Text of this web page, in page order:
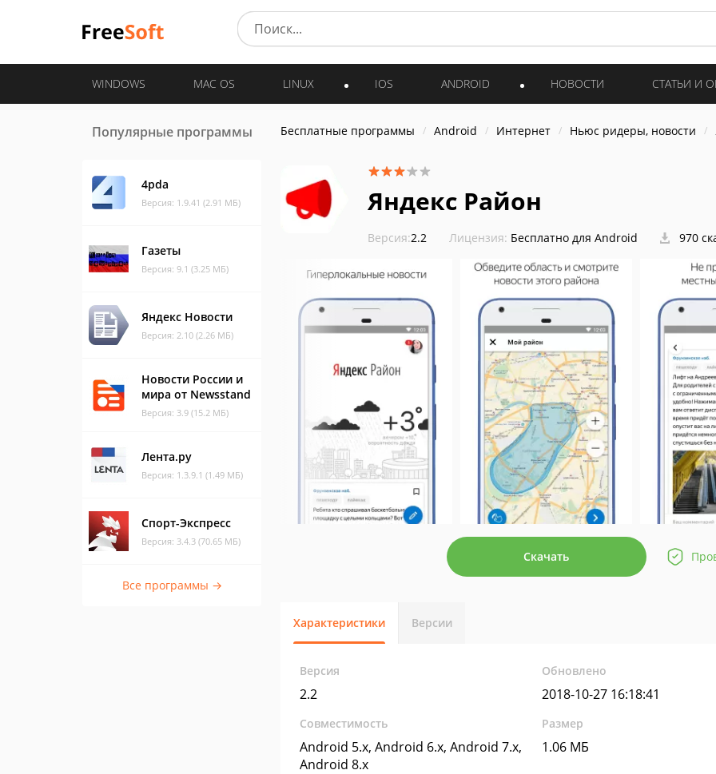
WINDOWS MAC OS LINUX IOS ANDROID НОВОСТИ СТАТЬИ И
Популярные программы
4pda
Версия: 1.9.41 (2.91 МБ)
Газеты
Версия: 9.1 (3.25 МБ)
Яндекс Новости
Версия: 2.10 (2.26 МБ)
Новости России и
мира от Newsstand
Версия: 3.9 (15.2 МБ)
Лента.ру
Версия: 1.3.9.1 (1.49 МБ)
Спорт-Экспресс
Версия: 3.4.3 (70.65 МБ)
Все программы →
Бесплатные программы Android Интернет Ньюс ридеры, новости
Яндекс Район
Версия:2.2 Лицензия: Бесплатно для Android 970
Скачать
Характеристики Версии
Версия
2.2
Обновлено
2018-10-27 16:18:41
Совместимость
Android 5.x, Android 6.x, Android 7.x,
Android 8.x
Размер
1.06 МБ